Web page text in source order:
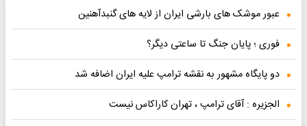
عبور موشک های بارشی ایران از لایه های گنبدآهنین
فوری ؛ پایان جنگ تا ساعتی دیگر؟
دو پایگاه مشهور به نقشه ترامپ علیه ایران اضافه شد
الجزیره : آقای ترامپ ، تهران کاراکاس نیست